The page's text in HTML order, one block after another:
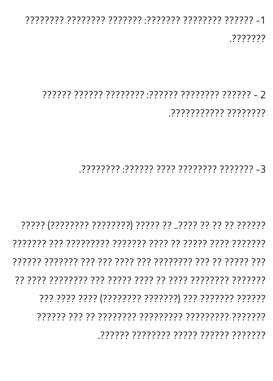
1- ?????? ???????? ???????: ??????? ???????? ????????
???????.
2 - ?????? ???????? ??????: ???????? ?????? ??????
???????? ???????????.
3- ??????? ???????? ???? ??????: ????????.
?????? ?? ?? ?? ????.. ?? ????? (???????? ????????) ?????
??????? ???? ????? ?? ???? ??????? ????????? ??? ???????
??? ????? ?? ??? ???????? ??? ???? ??? ??? ??????? ??????
??????? ???????? ???? ?? ???? ????? ??? ???????? ???? ??
?????? ??????? ??? (??????? ????????) ???? ???? ???
??????? ????????? ????????? ???????? ?? ??? ??????
??????? ?????? ????? ???????? ??????.